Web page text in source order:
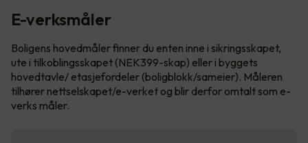
E-verksmåler
Boligens hovedmåler finner du enten inne i sikringsskapet,
ute i tilkoblingsskapet (NEK399-skap) eller i byggets
hovedtavle/ etasjefordeler (boligblokk/sameier). Måleren
tilhører nettselskapet/e-verket og blir derfor omtalt som e-
verks måler.